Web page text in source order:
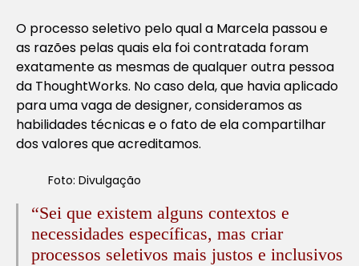
O processo seletivo pelo qual a Marcela passou e
as razões pelas quais ela foi contratada foram
exatamente as mesmas de qualquer outra pessoa
da ThoughtWorks. No caso dela, que havia aplicado
para uma vaga de designer, consideramos as
habilidades técnicas e o fato de ela compartilhar
dos valores que acreditamos.
Foto: Divulgação
“Sei que existem alguns contextos e
necessidades específicas, mas criar
processos seletivos mais justos e inclusivos